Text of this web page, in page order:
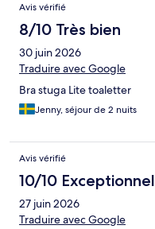
Avis vérifié
8/10 Très bien
30 juin 2026
Traduire avec Google
Bra stuga Lite toaletter
Jenny, séjour de 2 nuits
Avis vérifié
10/10 Exceptionnel
27 juin 2026
Traduire avec Google